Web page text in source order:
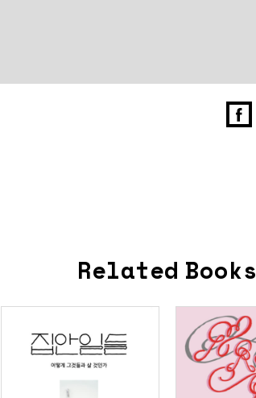
Related Books